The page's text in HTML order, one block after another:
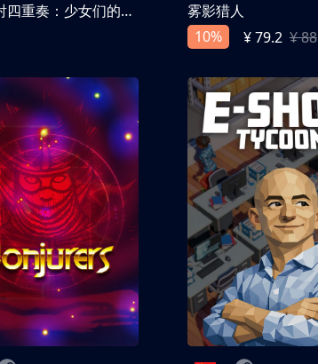
蔚蓝反射四重奏：少女们的奇迹
雾影猎人
10%
¥ 79.2 ¥ 88